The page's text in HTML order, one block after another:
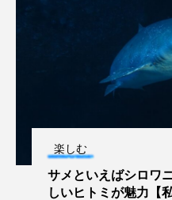
コ
ゴトウタゴガエル
サカナアパートメント
サクラアジ サクラ
楽しむ
サメといえばシロワ
しいヒトミが魅力【